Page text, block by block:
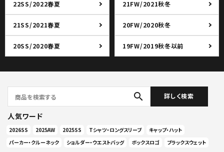
22SS/2022春夏 21FW/2021秋冬
21SS/2021春夏 20FW/2020秋冬
20SS/2020春夏 19FW/2019秋冬以前
search 詳しく検索
人気ワード
2026SS 2025AW 2025SS Tシャツ・ロングスリーブ
キャップ・ハット
パーカー・クルーネック
ショルダー・ウエストバッグ ボックスロゴ ブラックスウェット